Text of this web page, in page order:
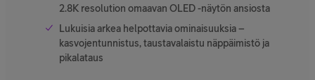
2.8K resolution omaavan OLED -näytön ansiosta
Lukuisia arkea helpottavia ominaisuuksia –
kasvojentunnistus, taustavalaistu näppäimistö ja
pikalataus